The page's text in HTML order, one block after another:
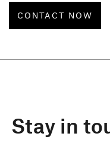
CONTACT NOW
Stay in